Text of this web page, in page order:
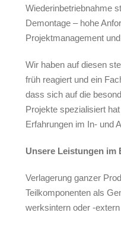
Wiederinbetriebnahme
Demontage – hohe
Projektmanagement
Wir haben auf diesen
früh reagiert und ein
dass sich auf die
Projekte spezialisiert
Erfahrungen im In- und
Unsere Leistungen im
Verlagerung ganzer
Teilkomponenten als
werksintern oder -extern